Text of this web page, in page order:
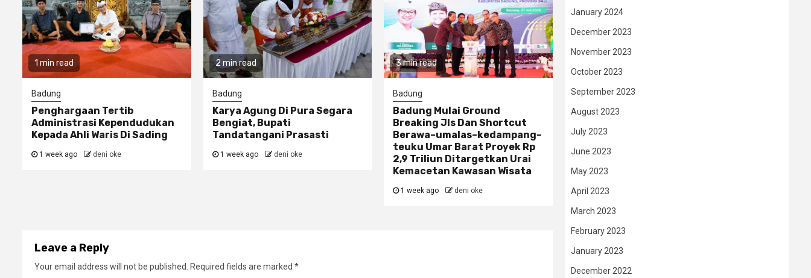
1 min read
Badung
Penghargaan Tertib
Administrasi Kependudukan
Kepada Ahli Waris Di Sading
1 week ago deni oke
2 min read
Badung
Karya Agung Di Pura Segara
Bengiat, Bupati
Tandatangani Prasasti
1 week ago deni oke
3 min read
Badung
Badung Mulai Ground
Breaking Jls Dan Shortcut
Berawa–umalas–kedampang–
teuku Umar Barat Proyek Rp
2,9 Triliun Ditargetkan Urai
Kemacetan Kawasan Wisata
1 week ago deni oke
Leave a Reply
Your email address will not be published. Required fields are marked *
January 2024
December 2023
November 2023
October 2023
September 2023
August 2023
July 2023
June 2023
May 2023
April 2023
March 2023
February 2023
January 2023
December 2022